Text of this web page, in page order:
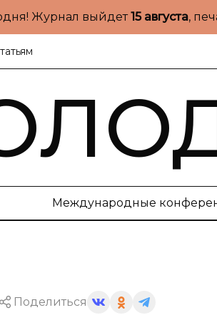
Журнал выйдет15 августа,
Международные
Поделиться